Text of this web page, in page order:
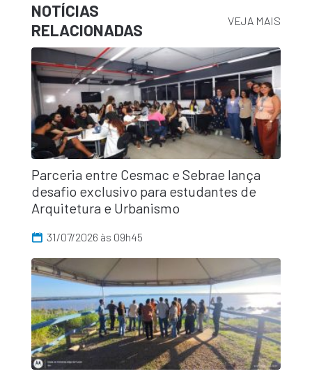
NOTÍCIAS
RELACIONADAS
VEJA MAIS
Parceria entre Cesmac e Sebrae lança
desafio exclusivo para estudantes de
Arquitetura e Urbanismo
31/07/2026 às 09h45